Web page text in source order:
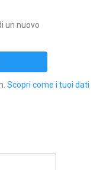
un nuovo
Scopri come i tuoi dati